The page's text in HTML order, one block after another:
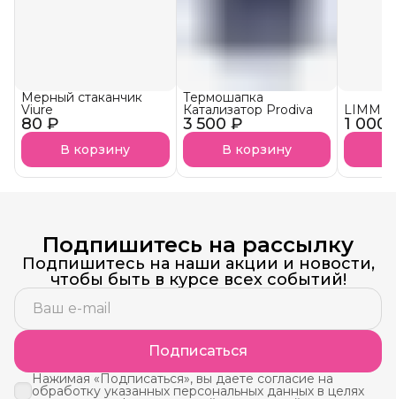
80 ₽
Мерный стаканчик
Viure
В корзину
3 500 ₽
Термошапка
Катализатор Prodiva
В корзину
1 000
LIMM
Подпишитесь на рассылку
Подпишитесь на наши акции и новости,
чтобы быть в курсе всех событий!
Подписаться
Нажимая «Подписаться», вы даете согласие на
обработку указанных персональных данных в целях